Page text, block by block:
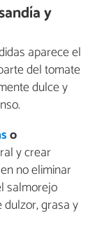
y
aparece el
del tomate
dulce y
o
y crear
no eliminar
salmorejo
grasa y